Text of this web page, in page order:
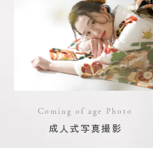
Coming of age Photo
成人式写真撮影